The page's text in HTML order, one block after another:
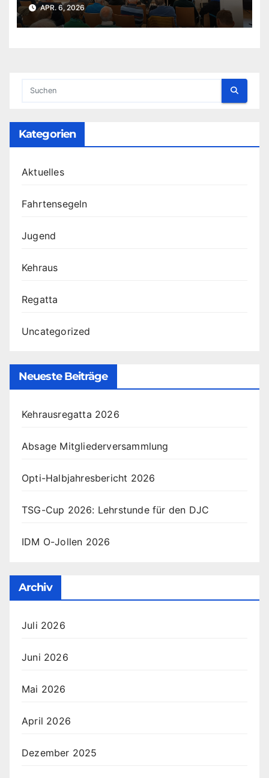
APR. 6, 2026
Kategorien
Aktuelles
Fahrtensegeln
Jugend
Kehraus
Regatta
Uncategorized
Neueste Beiträge
Kehrausregatta 2026
Absage Mitgliederversammlung
Opti-Halbjahresbericht 2026
TSG-Cup 2026: Lehrstunde für den DJC
IDM O-Jollen 2026
Archiv
Juli 2026
Juni 2026
Mai 2026
April 2026
Dezember 2025